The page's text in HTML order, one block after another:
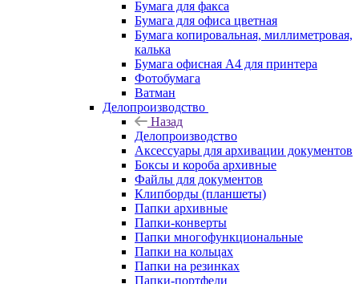
Бумага для факса
Бумага для офиса цветная
Бумага копировальная, миллиметровая,
калька
Бумага офисная А4 для принтера
Фотобумага
Ватман
Делопроизводство
Назад
Делопроизводство
Аксессуары для архивации документов
Боксы и короба архивные
Файлы для документов
Клипборды (планшеты)
Папки архивные
Папки-конверты
Папки многофункциональные
Папки на кольцах
Папки на резинках
Папки-портфели